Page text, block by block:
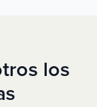
los